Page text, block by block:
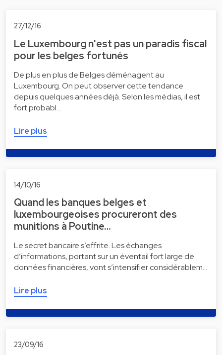
27/12/16
Le Luxembourg n'est pas un paradis fiscal
pour les belges fortunés
De plus en plus de Belges déménagent au
Luxembourg. On peut observer cette tendance
depuis quelques années déjà. Selon les médias, il est
fort probabl…
Lire plus
14/10/16
Quand les banques belges et
luxembourgeoises procureront des
munitions à Poutine…
Le secret bancaire s’effrite. Les échanges
d’informations, portant sur un éventail fort large de
données financières, vont s’intensifier considérablem…
Lire plus
23/09/16